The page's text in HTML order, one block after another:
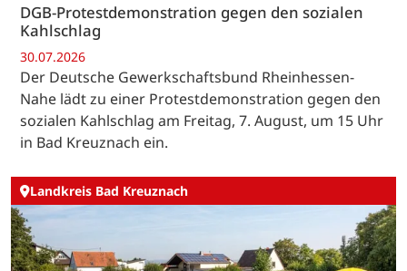
DGB-Protestdemonstration gegen den sozialen
Kahlschlag
30.07.2026
Der Deutsche Gewerkschaftsbund Rheinhessen-
Nahe lädt zu einer Protestdemonstration gegen den
sozialen Kahlschlag am Freitag, 7. August, um 15 Uhr
in Bad Kreuznach ein.
Landkreis Bad Kreuznach